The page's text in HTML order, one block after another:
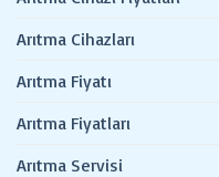
Arıtma Cihazları
Arıtma Fiyatı
Arıtma Fiyatları
Arıtma Servisi